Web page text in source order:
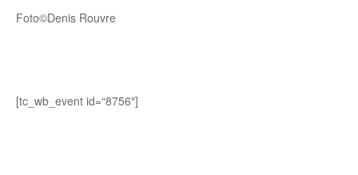
Foto©Denis Rouvre
[tc_wb_event id=“8756″]